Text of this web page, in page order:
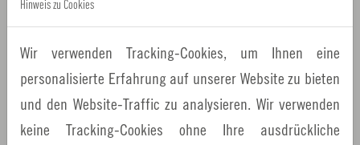
Europäische Metropolregion Nürnberg
Geschäftsstelle
Theresienstraße 9 | 90403 Nürnberg
Tel.: +49 (0) 911/ 231 -591 55
E-Mail:
klimapakt@metropolregion.nuernberg.de
Hinweis zu Cookies
Wir verwenden Tracking-Cookies, um Ihnen eine
personalisierte Erfahrung auf unserer Website zu bieten
und den Website-Traffic zu analysieren. Wir verwenden
keine Tracking-Cookies ohne Ihre ausdrückliche